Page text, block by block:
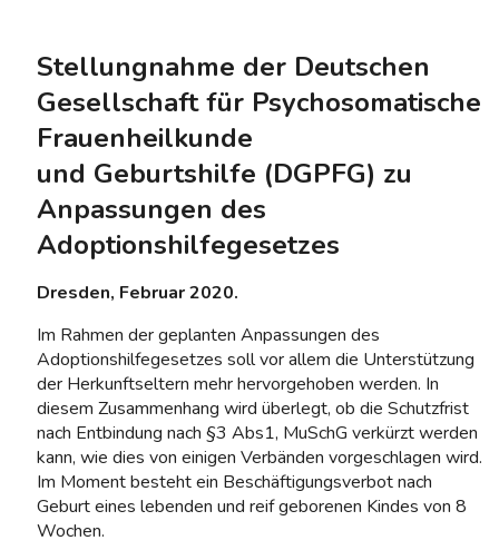
Stellungnahme der Deutschen
Gesellschaft für Psychosomatische
Frauenheilkunde
und Geburtshilfe (DGPFG) zu
Anpassungen des
Adoptionshilfegesetzes
Dresden, Februar 2020.
Im Rahmen der geplanten Anpassungen des
Adoptionshilfegesetzes soll vor allem die Unterstützung
der Herkunftseltern mehr hervorgehoben werden. In
diesem Zusammenhang wird überlegt, ob die Schutzfrist
nach Entbindung nach §3 Abs1, MuSchG verkürzt werden
kann, wie dies von einigen Ver­bänden vorgeschlagen wird.
Im Moment besteht ein Beschäftigungsverbot nach
Geburt eines leben­den und reif geborenen Kindes von 8
Wochen.